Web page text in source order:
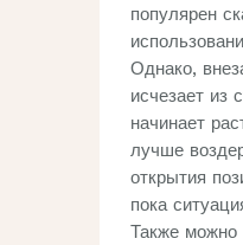
популярен
Однако,
исчезает из
начинает
лучше
открытия
пока
Также можно